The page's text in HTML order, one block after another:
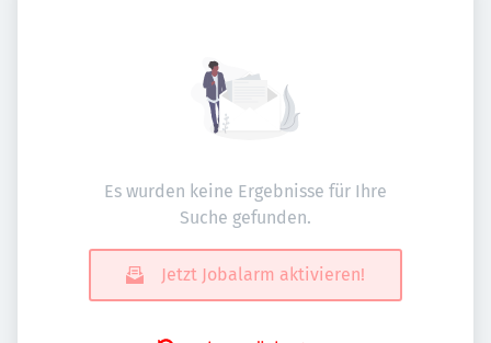
Es wurden keine Ergebnisse für Ihre
Suche gefunden.
Jetzt Jobalarm aktivieren!